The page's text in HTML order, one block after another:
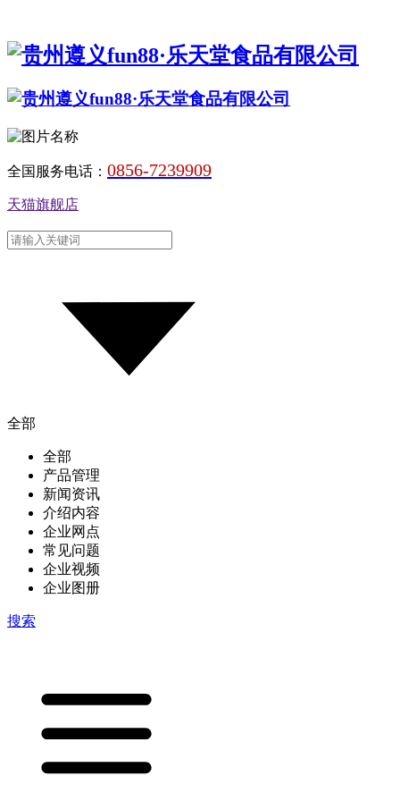
全国服务电话： 0856-7239909
天猫旗舰店
全部
全部
产品管理
新闻资讯
介绍内容
企业网点
常见问题
企业视频
企业图册
搜索